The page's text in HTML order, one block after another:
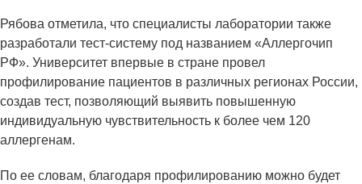
Рябова отметила, что специалисты лаборатории также
разработали тест-систему под названием «Аллергочип
РФ». Университет впервые в стране провел
профилирование пациентов в различных регионах России,
создав тест, позволяющий выявить повышенную
индивидуальную чувствительность к более чем 120
аллергенам.
По ее словам, благодаря профилированию можно будет